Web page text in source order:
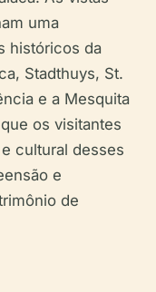
uma
históricos da
Stadthuys, St.
e a Mesquita
os visitantes
cultural desses
e
de